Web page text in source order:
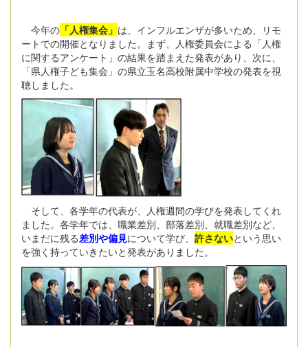
今年の 「人権集会」 は、インフルエンザが多いため、リモ
ートでの開催となりました。まず、人権委員会による「人権
に関するアンケート」の結果を踏まえた発表があり、次に、
「県人権子ども集会」の県立玉名高校附属中学校の発表を視
聴しました。
そして、各学年の代表が、人権週間の学びを発表してくれ
ました。各学年では、職業差別、部落差別、就職差別など、
いまだに残る差別や偏見について学び、 許さないという思い
を強く持っていきたいと発表がありました。